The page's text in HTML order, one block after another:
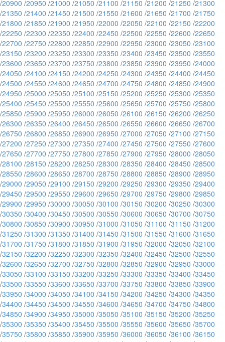
/20900 /20950 /21000 /21050 /21100 /21150 /21200 /21250 /21300
/21350 /21400 /21450 /21500 /21550 /21600 /21650 /21700 /21750
/21800 /21850 /21900 /21950 /22000 /22050 /22100 /22150 /22200
/22250 /22300 /22350 /22400 /22450 /22500 /22550 /22600 /22650
/22700 /22750 /22800 /22850 /22900 /22950 /23000 /23050 /23100
/23150 /23200 /23250 /23300 /23350 /23400 /23450 /23500 /23550
/23600 /23650 /23700 /23750 /23800 /23850 /23900 /23950 /24000
/24050 /24100 /24150 /24200 /24250 /24300 /24350 /24400 /24450
/24500 /24550 /24600 /24650 /24700 /24750 /24800 /24850 /24900
/24950 /25000 /25050 /25100 /25150 /25200 /25250 /25300 /25350
/25400 /25450 /25500 /25550 /25600 /25650 /25700 /25750 /25800
/25850 /25900 /25950 /26000 /26050 /26100 /26150 /26200 /26250
/26300 /26350 /26400 /26450 /26500 /26550 /26600 /26650 /26700
/26750 /26800 /26850 /26900 /26950 /27000 /27050 /27100 /27150
/27200 /27250 /27300 /27350 /27400 /27450 /27500 /27550 /27600
/27650 /27700 /27750 /27800 /27850 /27900 /27950 /28000 /28050
/28100 /28150 /28200 /28250 /28300 /28350 /28400 /28450 /28500
/28550 /28600 /28650 /28700 /28750 /28800 /28850 /28900 /28950
/29000 /29050 /29100 /29150 /29200 /29250 /29300 /29350 /29400
/29450 /29500 /29550 /29600 /29650 /29700 /29750 /29800 /29850
/29900 /29950 /30000 /30050 /30100 /30150 /30200 /30250 /30300
/30350 /30400 /30450 /30500 /30550 /30600 /30650 /30700 /30750
/30800 /30850 /30900 /30950 /31000 /31050 /31100 /31150 /31200
/31250 /31300 /31350 /31400 /31450 /31500 /31550 /31600 /31650
/31700 /31750 /31800 /31850 /31900 /31950 /32000 /32050 /32100
/32150 /32200 /32250 /32300 /32350 /32400 /32450 /32500 /32550
/32600 /32650 /32700 /32750 /32800 /32850 /32900 /32950 /33000
/33050 /33100 /33150 /33200 /33250 /33300 /33350 /33400 /33450
/33500 /33550 /33600 /33650 /33700 /33750 /33800 /33850 /33900
/33950 /34000 /34050 /34100 /34150 /34200 /34250 /34300 /34350
/34400 /34450 /34500 /34550 /34600 /34650 /34700 /34750 /34800
/34850 /34900 /34950 /35000 /35050 /35100 /35150 /35200 /35250
/35300 /35350 /35400 /35450 /35500 /35550 /35600 /35650 /35700
/35750 /35800 /35850 /35900 /35950 /36000 /36050 /36100 /36150